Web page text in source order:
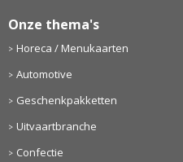
Onze thema's
Horeca / Menukaarten
Automotive
Geschenkpakketten
Uitvaartbranche
Confectie